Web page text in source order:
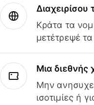
Κράτα τα
μετέτρεψέ
Μια διεθνής
Μην
ισοτιμίες ή